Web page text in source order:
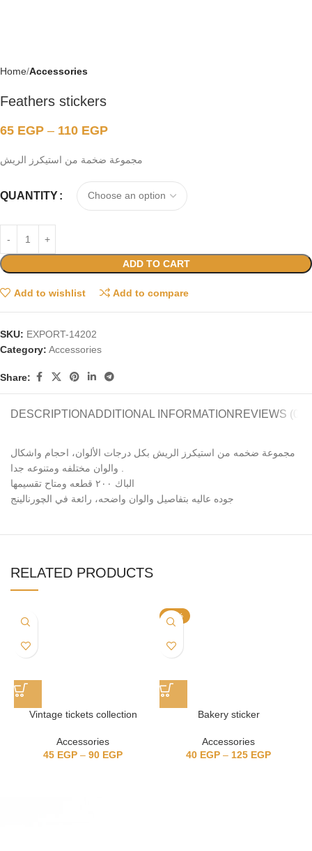
Home Accessories
Feathers stickers
65 EGP – 110 EGP
مجموعة ضخمة من استيكرز الريش
QUANTITY
ADD TO CART
Add to wishlist Add to compare
SKU: EXPORT-14202
Category: Accessories
Share:
DESCRIPTIONADDITIONAL INFORMATION REVIEWS (0)
مجموعة ضخمه من استيكرز الريش بكل درجات الألوان، احجام واشكال
والوان مختلفه ومتنوعه جدا .
الباك ٢٠٠ قطعه ومتاح تقسيمها
جوده عاليه بتفاصيل والوان واضحه، رائعة في الچورنالينج
RELATED PRODUCTS
Vintage tickets collection
Accessories
45 EGP – 90 EGP
-17%
Bakery sticker
Accessories
40 EGP – 125 EGP